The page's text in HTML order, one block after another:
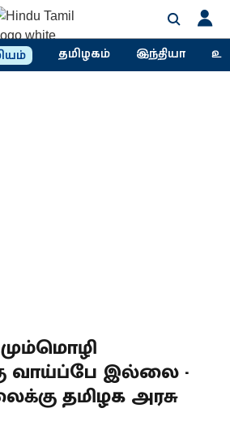
தமிழகம் இந்தியா
மும்மொழி
வாய்ப்பே இல்லை -
தமிழக அரசு